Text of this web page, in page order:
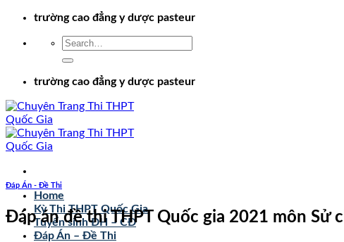
Chuyểntrường cao đẳng y dược pasteur
trường cao đẳng y dược pasteur
Home
Kỳ Thi THPT Quốc Gia
Tuyển sinh ĐH – CĐ
Đáp Án – Đề Thi
Đáp Án - Đề Thi
Đáp án đề thi THPT Quốc gia 2021 môn Sử